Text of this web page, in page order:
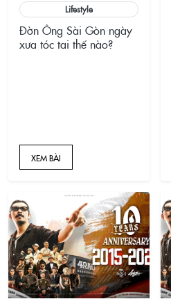
Lifestyle
Đờn Ông Sài Gòn ngày
xưa tóc tai thế nào?
XEM BÀI